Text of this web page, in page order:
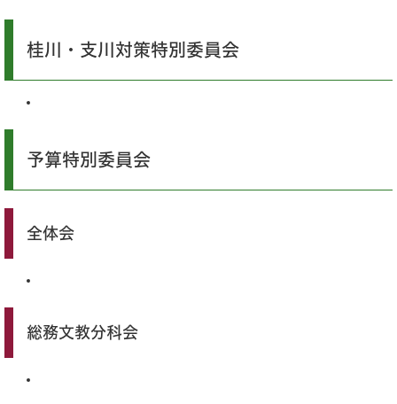
桂川・支川対策特別委員会
予算特別委員会
全体会
総務文教分科会